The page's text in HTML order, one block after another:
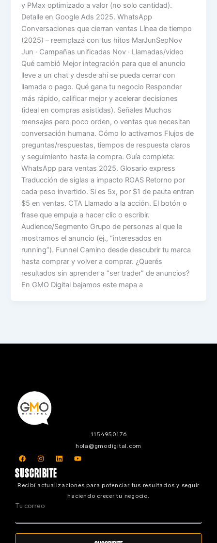
y PMax optimizado a valor (no solo cantidad).
Detalle en Google Ads 2025. WhatsApp
Conversaciones que cierran ventas Línea de tiempo
(2025) – reemplazá con tus hitos MarJunSepNov
Jun · Campañas unificadas Nov · Llamadas/video
Qué cambió Mejor integración para que el anuncio
lleve a un chat y desde ahí se pueda cerrar con
llamada o pago. Qué gana tu negocio Responder
más rápido, calificar mejor y acelerar decisiones
(ideal en compras asistidas). Señales Muchos
mensajes pero poco orden, o ventas que necesitan
conversación humana. Cómo lo activamos Flujos de
preguntas/respuestas, tiempos de respuesta claros
y seguimiento hasta la compra. Guía completa:
WhatsApp para ventas 2025. Glosario express
Traducción de siglas a impacto ROAS Retorno por
cada peso invertido. Si es 5x, por $1 de pauta entran
$5 en ventas. CTA Llamado a la acción. El botón o
frase que empuja a hacer clic o escribir.
Audience/Segmento Grupo de personas al que le
mostramos el anuncio (ej., “interesados en
running”). Funnel Camino desde descubrir tu marca
hasta comprar y volver a comprar. ¿Querés
resultados sin aprender a “ser trader” de anuncios?
En GMO Digital bajamos este mapa a
1154950176
hola@gmodigital.com
F
a
c
e
o
I
n
s
g
m
L
i
d
Y
o
b
e
SUSCRIBITE
Recibí actualizaciones para potenciar tus resultados y seguir
haciendo crecer tu negocio.
Tu correo